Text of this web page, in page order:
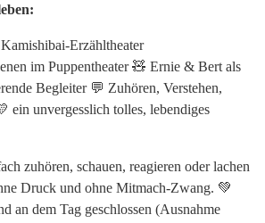
Erzähltheater
im Puppentheater🧸 Ernie & Bert als
Begleiter💬 Zuhören, Verstehen,
ein unvergesslich tolles, lebendiges
zuhören, schauen, reagieren oder lachen
Druck und ohne Mitmach-Zwang. 💚
an dem Tag geschlossen (Ausnahme